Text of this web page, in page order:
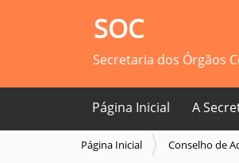
SOC
Secretaria dos Órgãos
Página Inicial A
V
Página Inicial Conselho de